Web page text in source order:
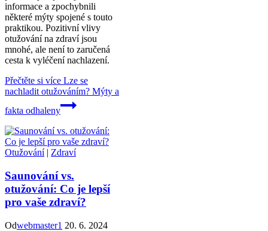
informace a zpochybnili
některé mýty spojené s touto
praktikou. Pozitivní vlivy
otužování na zdraví jsou
mnohé, ale není to zaručená
cesta k vyléčení nachlazení.
Přečtěte si více Lze se
nachladit otužováním? Mýty a
fakta odhaleny
Otužování| Zdraví
Saunování vs.
otužování: Co je lepší
pro vaše zdraví?
Odwebmaster1 20. 6. 2024